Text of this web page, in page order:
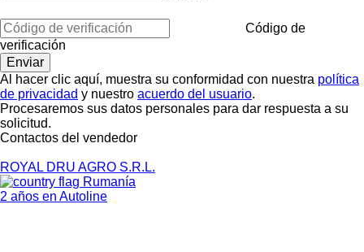
Código de
verificación
Al hacer clic aquí, muestra su conformidad con nuestra política
de privacidad y nuestro acuerdo del usuario.
Procesaremos sus datos personales para dar respuesta a su
solicitud.
Contactos del vendedor
ROYAL DRU AGRO S.R.L.
Rumanía
2 años en Autoline